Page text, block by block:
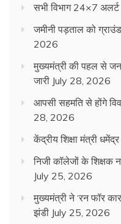
सभी विभाग 24×7 अलर्ट
जमीनी पड़ताल को
2026
मुख्यमंत्री की पहल से
जारी July 28, 2026
आपसी सहमति से होंगे
28, 2026
केंद्रीय शिक्षा मंत्री
निजी कॉलेजों के शिक्षक
July 25, 2026
मुख्यमंत्री ने ‘रन फॉर
झंडी July 25, 2026